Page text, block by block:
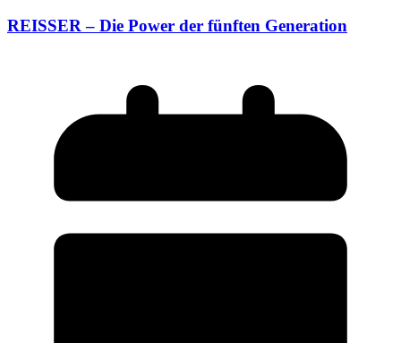
REISSER – Die Power der fünften Generation